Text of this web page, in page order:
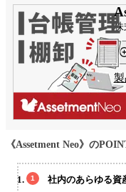
株
《Assetment Neo》の
社内のあらゆる資